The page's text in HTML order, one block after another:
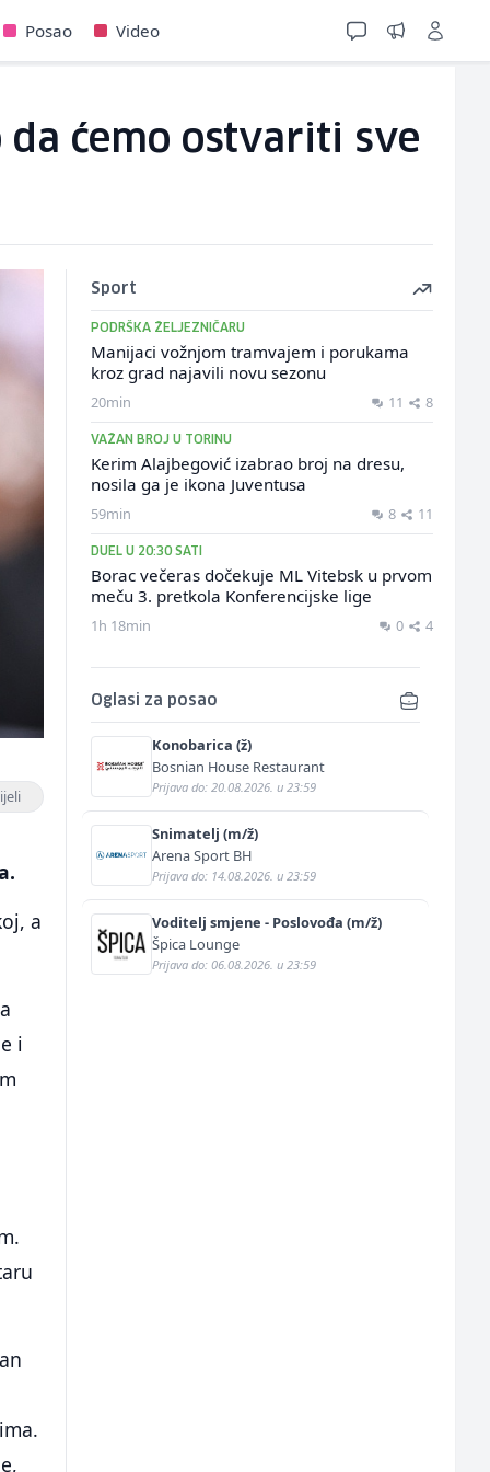
Posao Video
da ćemo ostvariti sve
a
i
Sport
PODRŠKA ŽELJEZNIČARU
Manijaci vožnjom tramvajem i porukama
kroz grad najavili novu sezonu
20min 11 8
VAŽAN BROJ U TORINU
Kerim Alajbegović izabrao broj na dresu,
nosila ga je ikona Juventusa
59min 8 11
DUEL U 20:30 SATI
Borac večeras dočekuje ML Vitebsk u prvom
meču 3. pretkola Konferencijske lige
1h 18min 0 4
Oglasi za posao
Konobarica (ž)
Bosnian House Restaurant
Prijava do: 20.08.2026. u 23:59
Snimatelj (m/ž)
Arena Sport BH
Prijava do: 14.08.2026. u 23:59
Voditelj smjene - Poslovođa (m/ž)
Špica Lounge
Prijava do: 06.08.2026. u 23:59